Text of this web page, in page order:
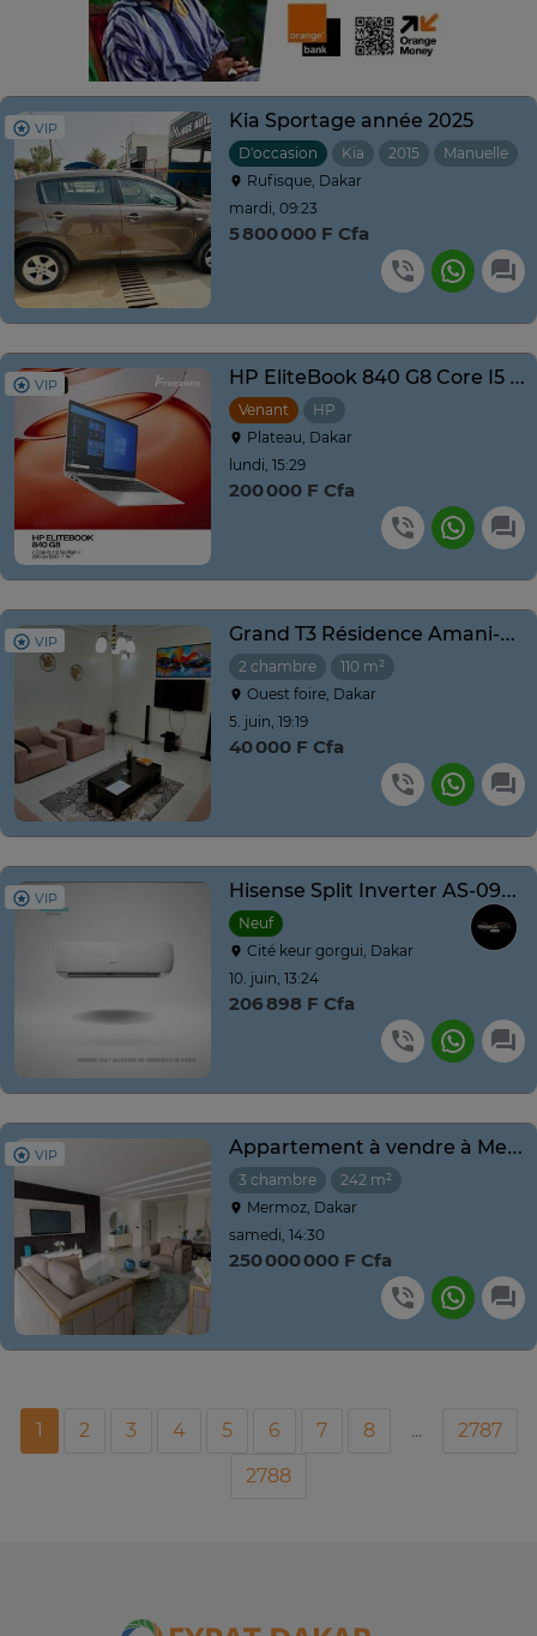
VIP Kia Sportage année 2025
D'occasion Kia 2015
Manuelle
Rufisque, Dakar
mardi, 09:23
5 800 000 F Cfa
VIP HP EliteBook 840 G8 Core I5 8GO RAM 256Go SSD 14"
Venant
HP
Plateau, Dakar
lundi, 15:29
200 000 F Cfa
VIP Grand T3 Résidence Amani-VDN Exclusive–2 Chambres, Parking
2 chambre
110 m²
Ouest foire, Dakar
5. juin, 19:19
40 000 F Cfa
VIP Hisense Split Inverter AS-09TR
Neuf
Cité keur gorgui, Dakar
10. juin, 13:24
206 898 F Cfa
VIP Appartement à vendre à Mermoz Dakar – Dernier étage
3 chambre
242 m²
Mermoz, Dakar
samedi, 14:30
250 000 000 F Cfa
1 2 3 4 5 6 7 8 ...
2787
2788